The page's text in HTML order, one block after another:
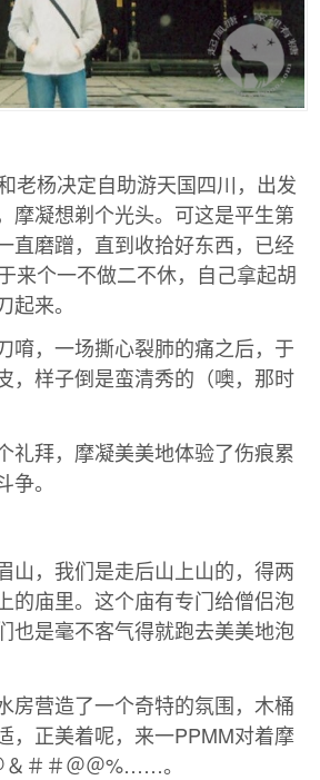
老杨决定自助游天国四川，出发
摩凝想剃个光头。可这是平生第
直磨蹭，直到收拾好东西，已经
来个一不做二不休，自己拿起胡
来。
唷，一场撕心裂肺的痛之后，于
，样子倒是蛮清秀的（噢，那时
礼拜，摩凝美美地体验了伤痕累
。
山，我们是走后山上山的，得两
的庙里。这个庙有专门给僧侣泡
也是毫不客气得就跑去美美地泡
房营造了一个奇特的氛围，木桶
，正美着呢，来一PPMM对着摩
＆＃＃＠＠%……。